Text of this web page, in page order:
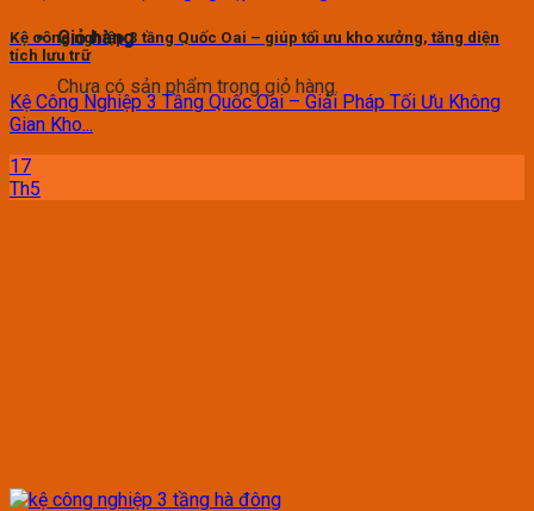
Giỏ hàng
Chưa có sản phẩm trong giỏ hàng.
Kệ công nghiệp 3 tầng Quốc Oai – giúp tối ưu kho xưởng, tăng diện
tích lưu trữ
Kệ Công Nghiệp 3 Tầng Quốc Oai – Giải Pháp Tối Ưu Không
Gian Kho...
17
Th5